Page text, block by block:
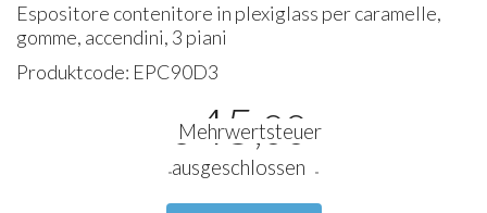
Espositore contenitore in plexiglass per caramelle,
gomme, accendini, 3 piani
Produktcode: EPC90D3
€45,00
Mehrwertsteuer
ausgeschlossen